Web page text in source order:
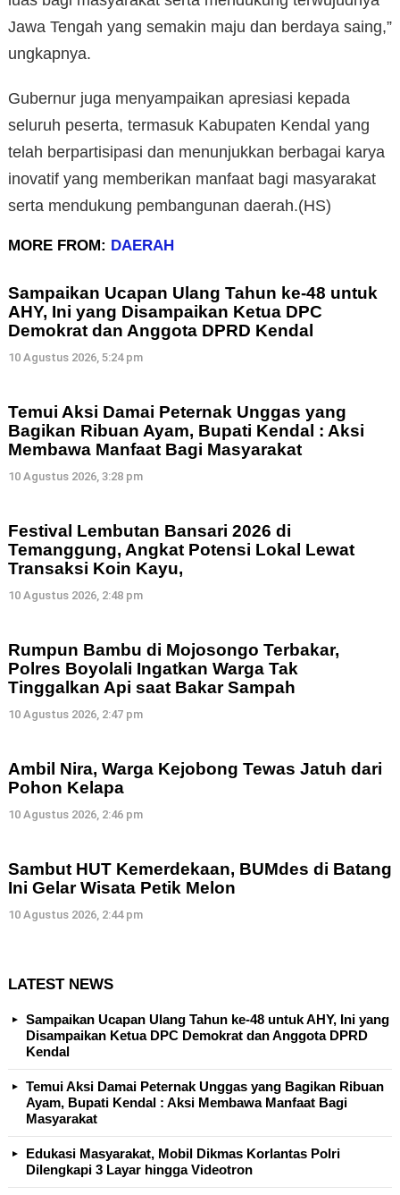
Jawa Tengah yang semakin maju dan berdaya saing,”
ungkapnya.
Gubernur juga menyampaikan apresiasi kepada
seluruh peserta, termasuk Kabupaten Kendal yang
telah berpartisipasi dan menunjukkan berbagai karya
inovatif yang memberikan manfaat bagi masyarakat
serta mendukung pembangunan daerah.(HS)
MORE FROM: DAERAH
Sampaikan Ucapan Ulang Tahun ke-48 untuk
AHY, Ini yang Disampaikan Ketua DPC
Demokrat dan Anggota DPRD Kendal
10 Agustus 2026, 5:24 pm
Temui Aksi Damai Peternak Unggas yang
Bagikan Ribuan Ayam, Bupati Kendal : Aksi
Membawa Manfaat Bagi Masyarakat
10 Agustus 2026, 3:28 pm
Festival Lembutan Bansari 2026 di
Temanggung, Angkat Potensi Lokal Lewat
Transaksi Koin Kayu,
10 Agustus 2026, 2:48 pm
Rumpun Bambu di Mojosongo Terbakar,
Polres Boyolali Ingatkan Warga Tak
Tinggalkan Api saat Bakar Sampah
10 Agustus 2026, 2:47 pm
Ambil Nira, Warga Kejobong Tewas Jatuh dari
Pohon Kelapa
10 Agustus 2026, 2:46 pm
Sambut HUT Kemerdekaan, BUMdes di Batang
Ini Gelar Wisata Petik Melon
10 Agustus 2026, 2:44 pm
LATEST NEWS
Sampaikan Ucapan Ulang Tahun ke-48 untuk AHY, Ini yang
Disampaikan Ketua DPC Demokrat dan Anggota DPRD
Kendal
Temui Aksi Damai Peternak Unggas yang Bagikan Ribuan
Ayam, Bupati Kendal : Aksi Membawa Manfaat Bagi
Masyarakat
Edukasi Masyarakat, Mobil Dikmas Korlantas Polri
Dilengkapi 3 Layar hingga Videotron